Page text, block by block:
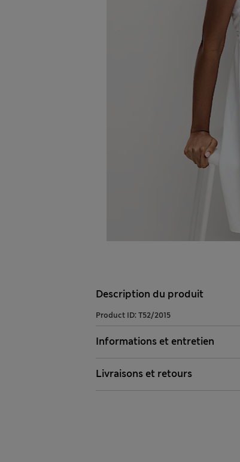
Description du produit
Product ID: T52/2015
Informations et entretien
Livraisons et retours